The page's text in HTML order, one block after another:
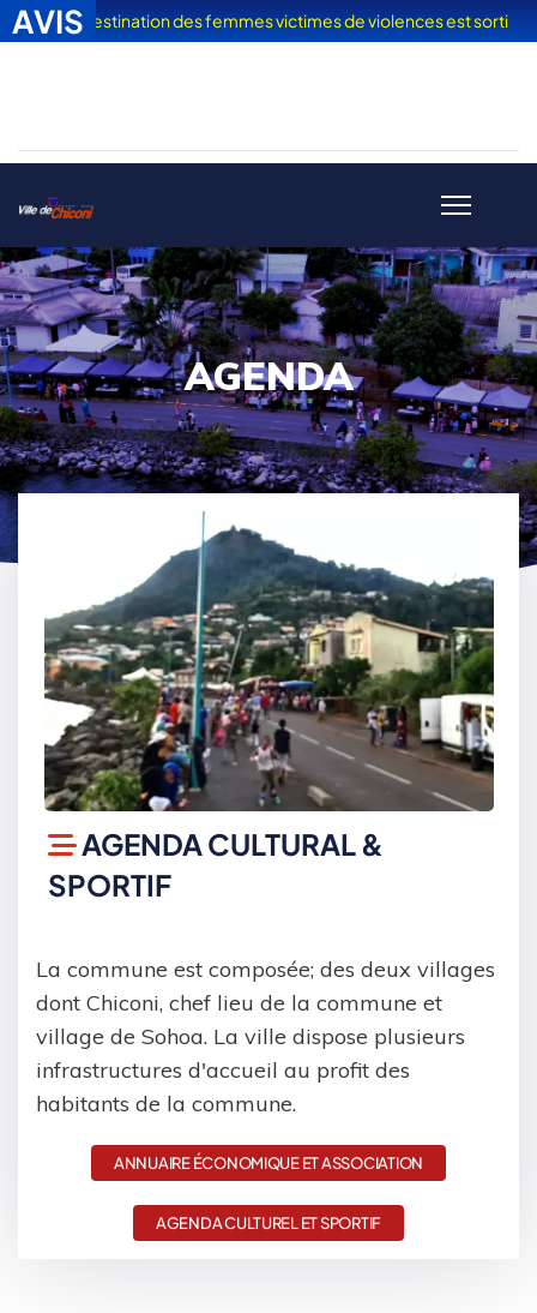
AGENDA
AGENDA CULTURAL &
SPORTIF
La commune est composée; des deux villages
dont Chiconi, chef lieu de la commune et
village de Sohoa. La ville dispose plusieurs
infrastructures d'accueil au profit des
habitants de la commune.
ANNUAIRE ÉCONOMIQUE ET ASSOCIATION
AGENDA CULTUREL ET SPORTIF
AVIS
à destination des femmes victimes de violences est sorti |